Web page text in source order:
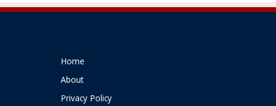
Home
About
Privacy Policy